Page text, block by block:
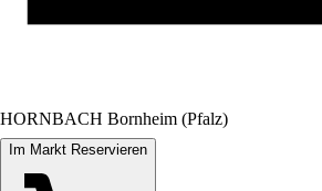
HORNBACH Bornheim (Pfalz)
Im Markt Reservieren